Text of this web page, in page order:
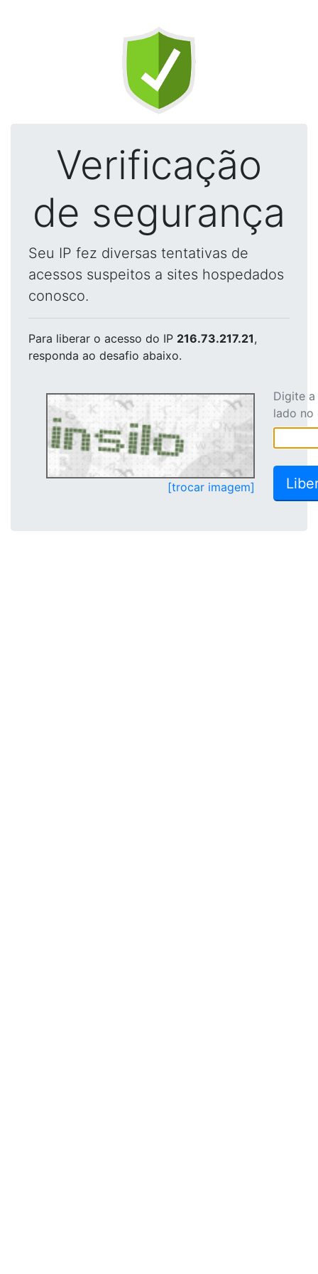
Verificação
de segurança
Seu IP fez diversas tentativas de
acessos suspeitos a sites hospedados
conosco.
Para liberar o acesso do IP 216.73.217.21,
responda ao desafio abaixo.
[trocar imagem]
Digite
lado no